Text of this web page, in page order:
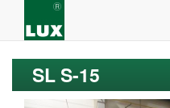
SL S-15